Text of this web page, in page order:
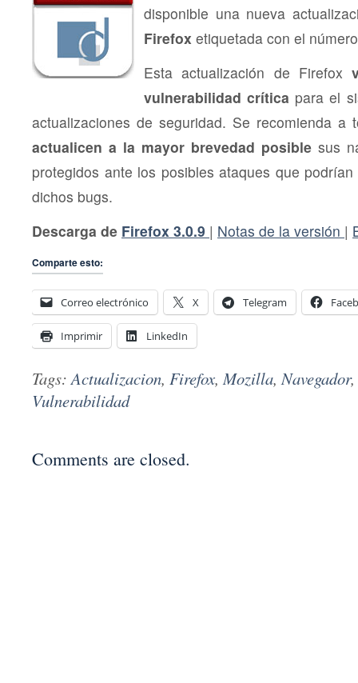
disponible una nueva
Firefox etiquetada con el
Esta actualización de Firefox
vulnerabilidad crítica para el
actualizaciones de seguridad. Se recomienda a
actualicen a la mayor brevedad posible sus
protegidos ante los posibles ataques que
dichos bugs.
Descarga de Firefox 3.0.9 | Notas de la versión |
Comparte esto:
Correo electrónico X Telegram
Imprimir LinkedIn
Tags:Actualizacion, Firefox,Mozilla,Navegador,
Vulnerabilidad
Comments are closed.